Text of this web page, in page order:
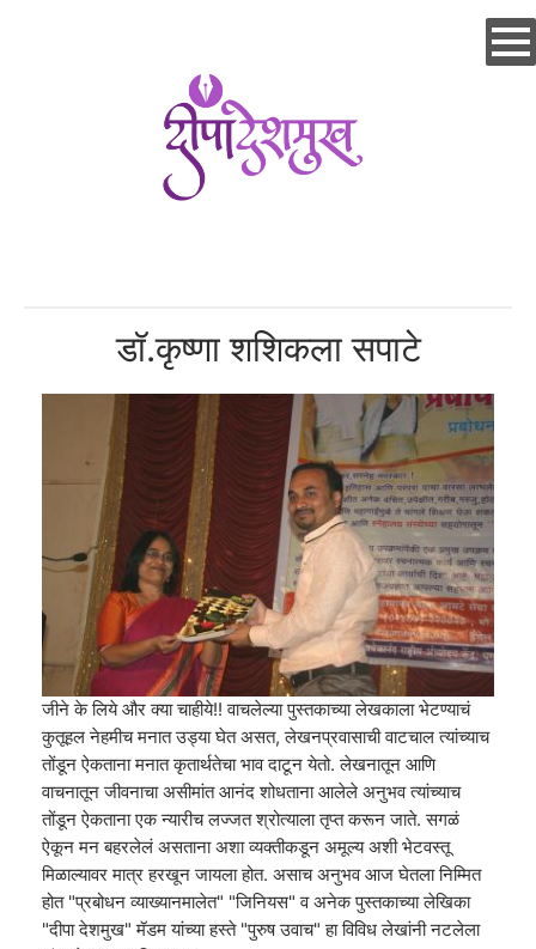
डॉ.कृष्णा शशिकला सपाटे
जीने के लिये और क्या चाहीये!! वाचलेल्या पुस्तकाच्या लेखकाला भेटण्याचं
कुतूहल नेहमीच मनात उड्या घेत असत, लेखनप्रवासाची वाटचाल त्यांच्याच
तोंडून ऐकताना मनात कृतार्थतेचा भाव दाटून येतो. लेखनातून आणि
वाचनातून जीवनाचा असीमांत आनंद शोधताना आलेले अनुभव त्यांच्याच
तोंडून ऐकताना एक न्यारीच लज्जत श्रोत्याला तृप्त करून जाते. सगळं
ऐकून मन बहरलेलं असताना अशा व्यक्तीकडून अमूल्य अशी भेटवस्तू
मिळाल्यावर मात्र हरखून जायला होत. असाच अनुभव आज घेतला निम्मित
होत "प्रबोधन व्याख्यानमालेत" "जिनियस" व अनेक पुस्तकाच्या लेखिका
"दीपा देशमुख" मॅडम यांच्या हस्ते "पुरुष उवाच" हा विविध लेखांनी नटलेला